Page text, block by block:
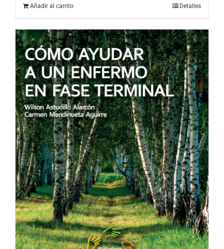
Añadir al carrito Detalles